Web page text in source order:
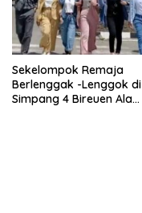
Sekelompok Remaja
Berlenggak -Lenggok di
Simpang 4 Bireuen Ala